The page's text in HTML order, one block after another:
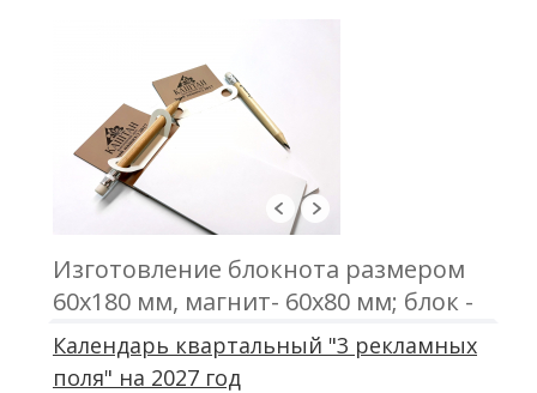
Изготовление блокнота размером
60х180 мм, магнит- 60х80 мм; блок -
60х100 мм, 25 листов, офсетная
печать; мини карандаш
Календарь квартальный "3 рекламных
поля" на 2027 год